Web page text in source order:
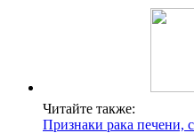
Читайте также:
Признаки рака печени,